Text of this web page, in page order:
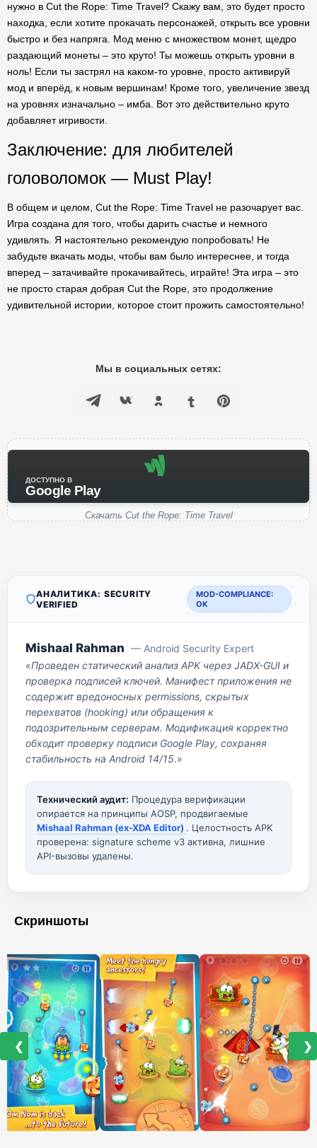
нужно в Cut the Rope: Time Travel? Скажу вам, это будет просто
находка, если хотите прокачать персонажей, открыть все уровни
быстро и без напряга. Мод меню с множеством монет, щедро
раздающий монеты – это круто! Ты можешь открыть уровни в
ноль! Если ты застрял на каком-то уровне, просто активируй
мод и вперёд, к новым вершинам! Кроме того, увеличение звезд
на уровнях изначально – имба. Вот это действительно круто
добавляет игривости.
Заключение: для любителей
головоломок — Must Play!
В общем и целом, Cut the Rope: Time Travel не разочарует вас.
Игра создана для того, чтобы дарить счастье и немного
удивлять. Я настоятельно рекомендую попробовать! Не
забудьте вкачать моды, чтобы вам было интереснее, и тогда
вперед – затачивайте прокачивайтесь, играйте! Эта игра – это
не просто старая добрая Cut the Rope, это продолжение
удивительной истории, которое стоит прожить самостоятельно!
Мы в социальных сетях:
ДОСТУПНО В
Google Play
Скачать Cut the Rope: Time Travel
АНАЛИТИКА: SECURITY
VERIFIED
MOD-COMPLIANCE:
OK
Mishaal Rahman — Android Security Expert
«Проведен статический анализ APK через JADX-GUI и
проверка подписей ключей. Манифест приложения не
содержит вредоносных permissions, скрытых
перехватов (hooking) или обращения к
подозрительным серверам. Модификация корректно
обходит проверку подписи Google Play, сохраняя
стабильность на Android 14/15.»
Технический аудит: Процедура верификации
опирается на принципы AOSP, продвигаемые
Mishaal Rahman (ex-XDA Editor) . Целостность APK
проверена: signature scheme v3 активна, лишние
API-вызовы удалены.
Скриншоты
❮ ❯